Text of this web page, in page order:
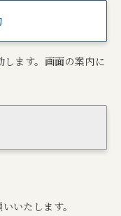
いたします。
ます。画面の案内に